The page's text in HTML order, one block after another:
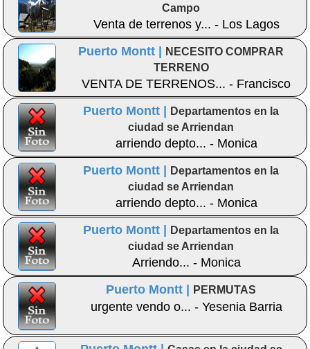
Campo
Venta de terrenos y... - Los Lagos
Propiedades
Puerto Montt |
NECESITO COMPRAR
TERRENO
VENTA DE TERRENOS... - Francisco
Puerto Montt |
Departamentos en la
ciudad se Arriendan
arriendo depto... - Monica
Puerto Montt |
Departamentos en la
ciudad se Arriendan
arriendo depto... - Monica
Puerto Montt |
Departamentos en la
ciudad se Arriendan
Arriendo... - Monica
Puerto Montt |
PERMUTAS
urgente vendo o... - Yesenia Barria